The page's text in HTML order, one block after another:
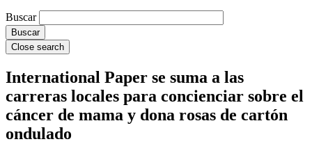
Buscar
Close search
International Paper se suma a las
carreras locales para concienciar sobre el
cáncer de mama y dona rosas de cartón
ondulado